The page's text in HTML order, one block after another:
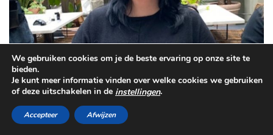
We gebruiken cookies om je de beste ervaring op onze site te
bieden.
Je kunt meer informatie vinden over welke cookies we gebruiken
of deze uitschakelen in de instellingen.
Accepteer Afwijzen